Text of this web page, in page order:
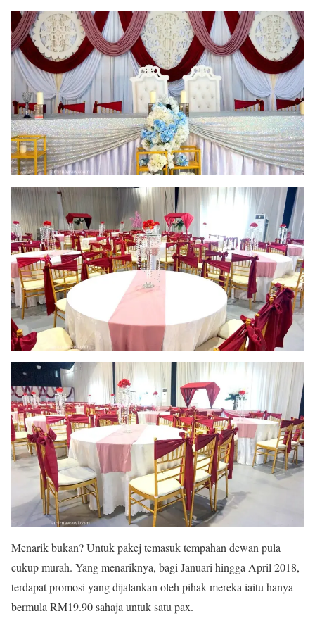
Menarik bukan? Untuk pakej temasuk tempahan dewan pula
cukup murah. Yang menariknya, bagi Januari hingga April 2018,
terdapat promosi yang dijalankan oleh pihak mereka iaitu hanya
bermula RM19.90 sahaja untuk satu pax.